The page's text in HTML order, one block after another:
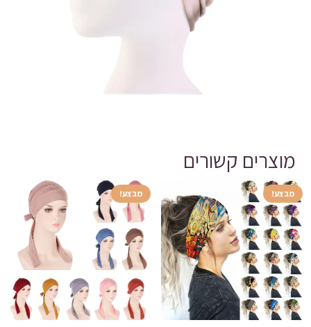
מוצרים קשורים
מבצע! מבצע!